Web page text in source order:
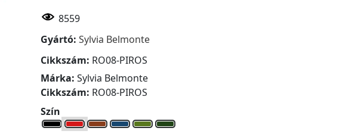
8559
Gyártó: Sylvia Belmonte
Cikkszám: RO08-PIROS
Márka: Sylvia Belmonte
Cikkszám: RO08-PIROS
Szín